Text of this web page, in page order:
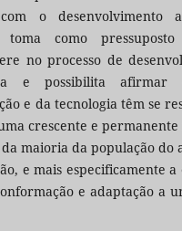
o desenvolvimento
toma como
no processo de
e possibilita afirmar
e da tecnologia têm se
crescente e
maioria da população do
e mais especificamente a
e adaptação a